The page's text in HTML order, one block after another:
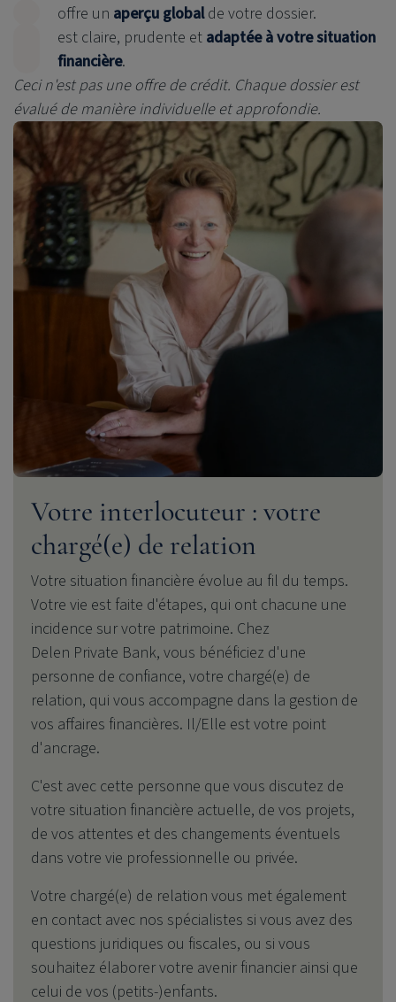
offre un aperçu globalde votre dossier.
est claire, prudente et adaptée à votre situation
financière.
Ceci n'est pas une offre de crédit. Chaque dossier est
évalué de manière individuelle et approfondie.
Votre interlocuteur : votre
chargé(e) de relation
Votre situation financière évolue au fil du temps.
Votre vie est faite d'étapes, qui ont chacune une
incidence sur votre patrimoine. Chez
Delen Private Bank, vous bénéficiez d'une
personne de confiance, votre chargé(e) de
relation, qui vous accompagne dans la gestion de
vos affaires financières. Il/Elle est votre point
d'ancrage.
C'est avec cette personne que vous discutez de
votre situation financière actuelle, de vos projets,
de vos attentes et des changements éventuels
dans votre vie professionnelle ou privée.
Votre chargé(e) de relation vous met également
en contact avec nos spécialistes si vous avez des
questions juridiques ou fiscales, ou si vous
souhaitez élaborer votre avenir financier ainsi que
celui de vos (petits-)enfants.